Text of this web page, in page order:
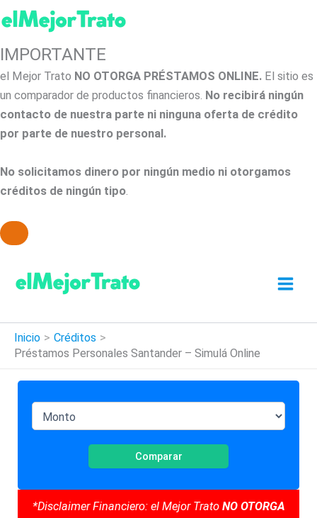
IMPORTANTE
el Mejor Trato NO OTORGA PRÉSTAMOS ONLINE. El sitio es
un comparador de productos financieros. No recibirá ningún
contacto de nuestra parte ni ninguna oferta de crédito
por parte de nuestro personal.
No solicitamos dinero por ningún medio ni otorgamos
créditos de ningún tipo.
contenido
Inicio
Créditos
Préstamos Personales Santander – Simulá Online
Comparar
*Disclaimer Financiero: el Mejor Trato NO OTORGA